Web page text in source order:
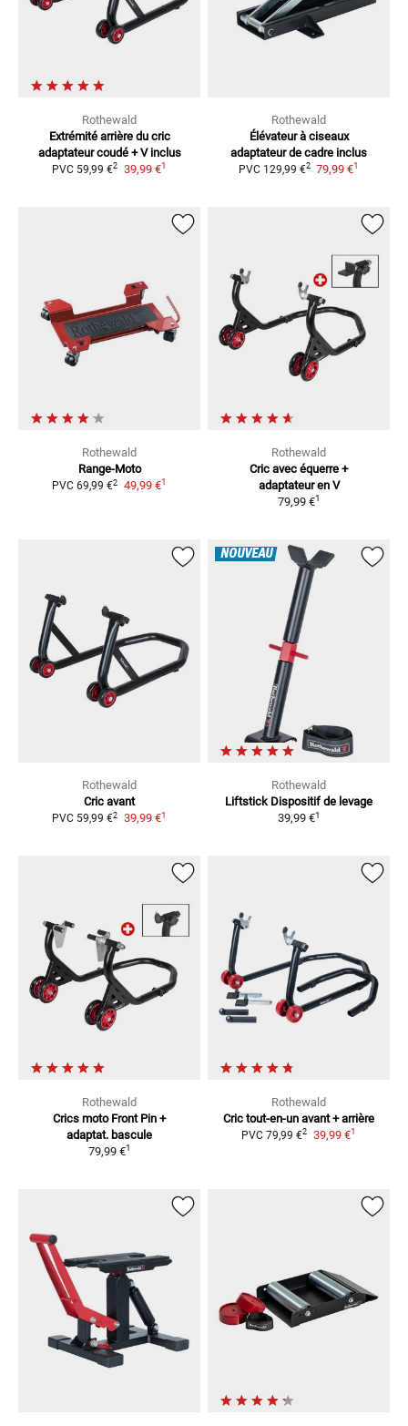
Rothewald
Extrémité arrière du cric
adaptateur coudé + V inclus
PVC 59,99 €2 39,99 €1
Rothewald
Élévateur à ciseaux
adaptateur de cadre inclus
PVC 129,99 €2 79,99 €1
Rothewald
Range-Moto
PVC 69,99 €2 49,99 €1
Rothewald
Cric avec équerre +
adaptateur en V
79,99 €1
Rothewald
Cric avant
PVC 59,99 €2 39,99 €1
NOUVEAU
Rothewald
Liftstick Dispositif de levage
39,99 €1
Rothewald
Crics moto Front Pin +
adaptat. bascule
79,99 €1
Rothewald
Cric tout-en-un avant + arrière
PVC 79,99 €2 39,99 €1